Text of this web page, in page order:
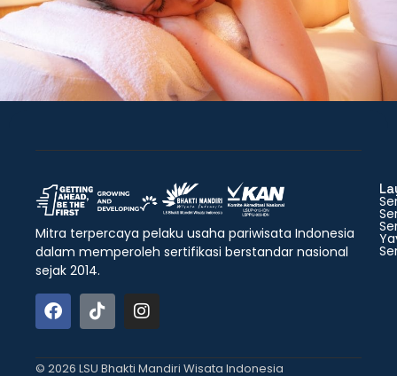
Mitra terpercaya pelaku usaha pariwisata Indonesia
dalam memperoleh sertifikasi berstandar nasional
sejak 2014.
© 2026 LSU Bhakti Mandiri Wisata Indonesia